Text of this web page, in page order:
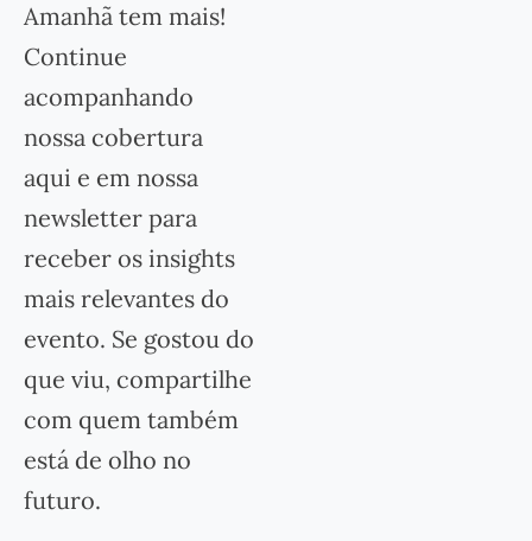
Amanhã tem mais!
Continue
acompanhando
nossa cobertura
aqui e em nossa
newsletter para
receber os insights
mais relevantes do
evento. Se gostou do
que viu, compartilhe
com quem também
está de olho no
futuro.